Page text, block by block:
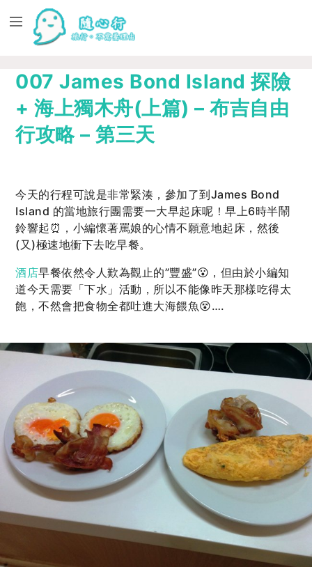
007 James Bond Island 探險
+ 海上獨木舟(上篇) – 布吉自由
行攻略 – 第三天
今天的行程可說是非常緊湊，參加了到James Bond
Island 的當地旅行團需要一大早起床呢！早上6時半鬧
鈴響起⏰，小編懷著罵娘的心情不願意地起床，然後
(又)極速地衝下去吃早餐。
酒店早餐依然令人歎為觀止的”豐盛”😮，但由於小編知
道今天需要「下水」活動，所以不能像昨天那樣吃得太
飽，不然會把食物全都吐進大海餵魚😵….